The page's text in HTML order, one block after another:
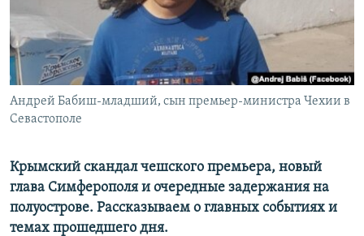
ПОБЕДИТЕЛЕЙ НЕ СУДЯТ?
КРЫМ.НЕПОКОРЕННЫЙ
ELIFBE
УКРАИНСКАЯ ПРОБЛЕМА КРЫМА
ПРИСОЕДИНЯЙТЕСЬ!
Все сайты RFE/RL
Андрей Бабиш-младший, сын премьер-министра Чехии в
Севастополе
Крымский скандал чешского премьера, новый
глава Симферополя и очередные задержания на
полуострове. Рассказываем о главных событиях и
темах прошедшего дня.